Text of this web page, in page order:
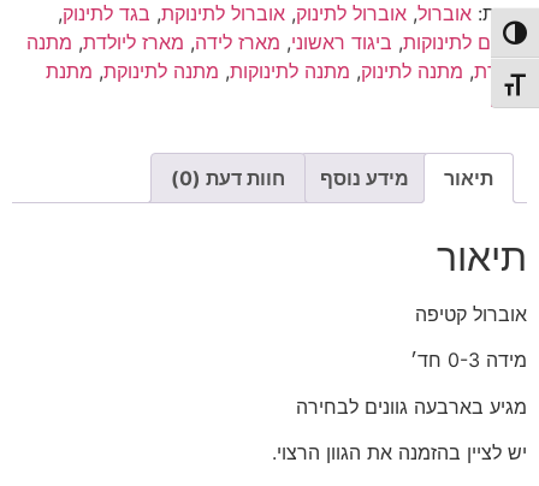
הפעל/כבה ניגודיות גבוהה
מתג גודל גופן
תגיות: אוברול, אוברול לתינוק, אוברול לתינוקת, בגד לתינוק,
בגדים לתינוקות, ביגוד ראשוני, מארז לידה, מארז ליולדת, מתנה
ליולדת, מתנה לתינוק, מתנה לתינוקות, מתנה לתינוקת, מתנת
לידה
תיאור מידע נוסף חוות דעת (0)
תיאור
אוברול קטיפה
מידה 0-3 חד׳
מגיע בארבעה גוונים לבחירה
יש לציין בהזמנה את הגוון הרצוי.